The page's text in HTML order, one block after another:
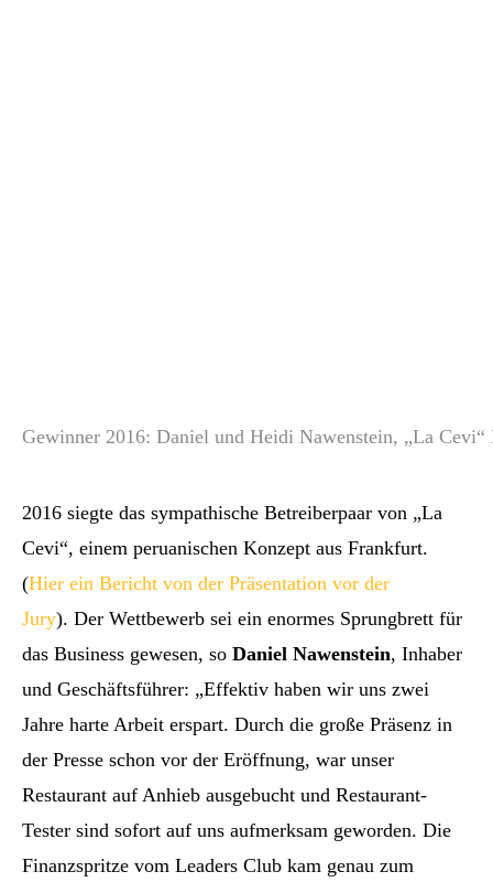
Gewinner 2016: Daniel und Heidi Nawenstein, „La
2016 siegte das sympathische Betreiberpaar von „La
Cevi“, einem peruanischen Konzept aus Frankfurt.
(Hier ein Bericht von der Präsentation vor der
Jury). Der Wettbewerb sei ein enormes Sprungbrett für
das Business gewesen, so Daniel Nawenstein, Inhaber
und Geschäftsführer: „Effektiv haben wir uns zwei
Jahre harte Arbeit erspart. Durch die große Präsenz in
der Presse schon vor der Eröffnung, war unser
Restaurant auf Anhieb ausgebucht und Restaurant-
Tester sind sofort auf uns aufmerksam geworden. Die
Finanzspritze vom Leaders Club kam genau zum